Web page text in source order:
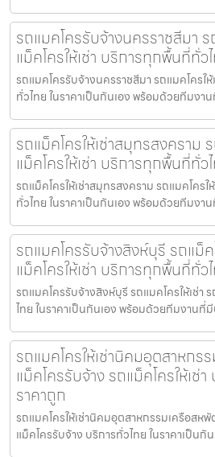
รถแมคโครรับจ้างนครราชสีมา
แม็คโครให้เช่า บริการทุกพื้นที่ทั่ว
รถแมคโครรับจ้างนครราชสีมา รถแมคโครใ
ทั่วไทย ในราคาเป็นกันเอง พร้อมด้วยทีมง
รถแม็คโครให้เช่าสมุทรสงคราม
แม็คโครให้เช่า บริการทุกพื้นที่ทั่ว
รถแม็คโครให้เช่าสมุทรสงคราม รถแมคโครใ
ทั่วไทย ในราคาเป็นกันเอง พร้อมด้วยทีมงา
รถแมคโครรับจ้างสิงห์บุรี รถแม็
แม็คโครให้เช่า บริการทุกพื้นที่ทั่ว
รถแมคโครรับจ้างสิงห์บุรี รถแมคโครให้เช่า
ไทย ในราคาเป็นกันเอง พร้อมด้วยทีมงานที่
รถแมคโครให้เช่านิคมอุตสาหก
แม็คโครรับจ้าง รถแม็คโครให้เ
ราคาถูก
รถแมคโครให้เช่านิคมอุตสาหกรรมเครือสห
แม็คโครรับจ้าง บริการทั่วไทย ในราคาเป็น